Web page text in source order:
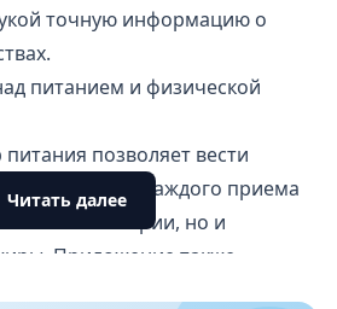
точную информацию о
питанием и физической
позволяет вести
дневник для каждого приема
только калории, но и
Приложение также
Читать далее